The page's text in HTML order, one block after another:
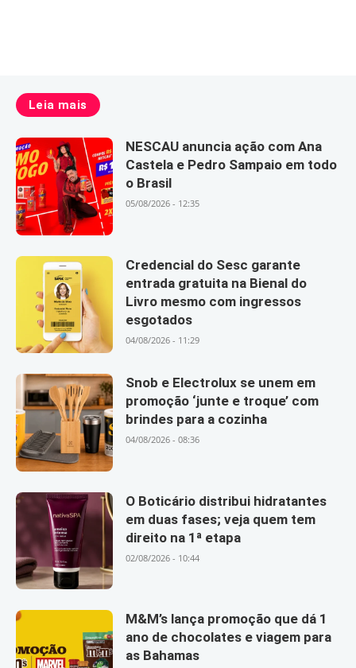
Leia mais
NESCAU anuncia ação com Ana
Castela e Pedro Sampaio em todo
o Brasil
05/08/2026 - 12:35
Credencial do Sesc garante
entrada gratuita na Bienal do
Livro mesmo com ingressos
esgotados
04/08/2026 - 11:29
Snob e Electrolux se unem em
promoção ‘junte e troque’ com
brindes para a cozinha
04/08/2026 - 08:36
O Boticário distribui hidratantes
em duas fases; veja quem tem
direito na 1ª etapa
02/08/2026 - 10:44
M&M’s lança promoção que dá 1
ano de chocolates e viagem para
as Bahamas